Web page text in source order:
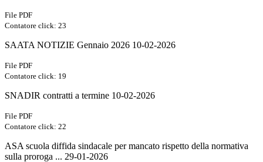
File PDF
Contatore click: 23
SAATA NOTIZIE Gennaio 2026 10-02-2026
File PDF
Contatore click: 19
SNADIR contratti a termine 10-02-2026
File PDF
Contatore click: 22
ASA scuola diffida sindacale per mancato rispetto della normativa
sulla proroga ... 29-01-2026